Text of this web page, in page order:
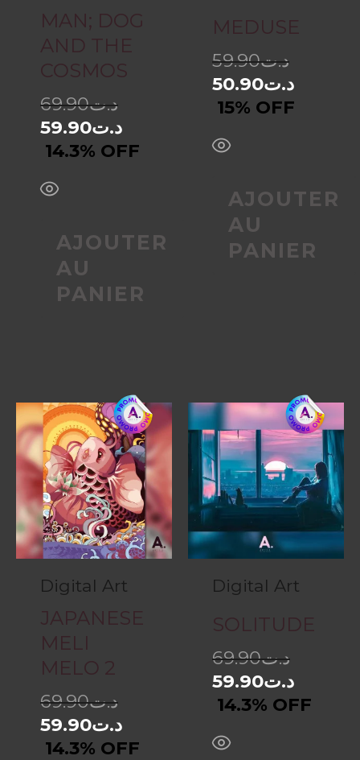
MAN; DOG
AND THE
COSMOS
د.ت69.90
د.ت59.90
14.3% OFF
AJOUTER
AU
PANIER
MEDUSE
د.ت59.90
د.ت50.90
15% OFF
AJOUTER
AU
PANIER
Digital Art
JAPANESE
MELI
MELO 2
د.ت69.90
د.ت59.90
14.3% OFF
Digital Art
SOLITUDE
د.ت69.90
د.ت59.90
14.3% OFF